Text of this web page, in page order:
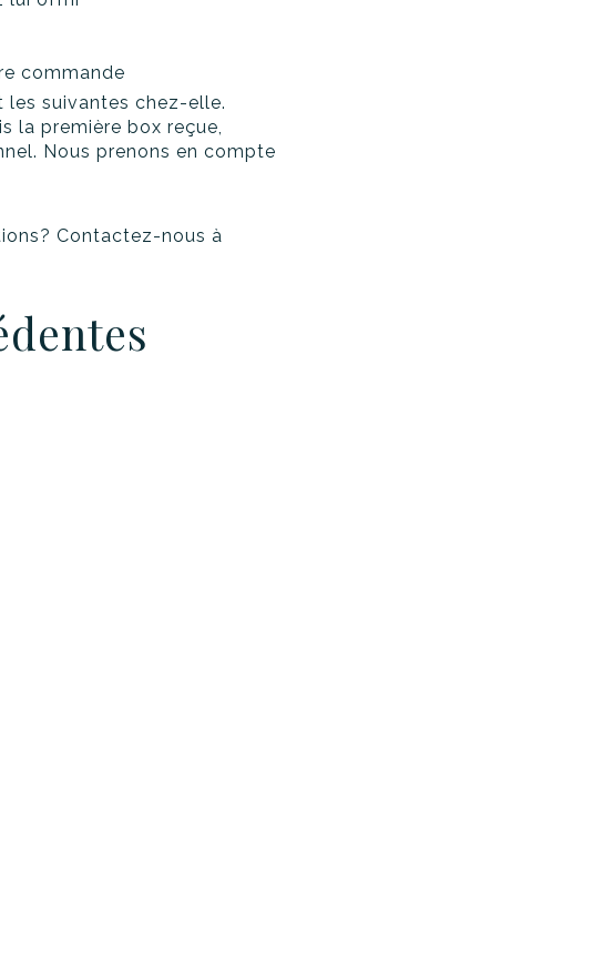
commande
les suivantes chez-elle.
la première box reçue,
Nous prenons en compte
Contactez-nous à